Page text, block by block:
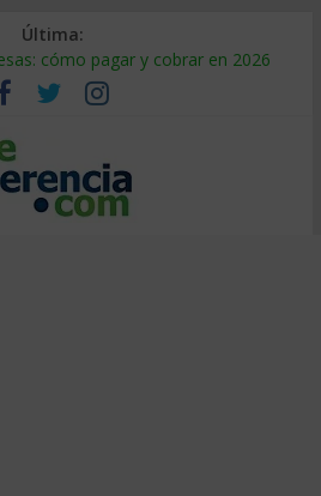
Última:
cómo pagar y cobrar en 2026
es y por qué sale tan caro
cómo auditarla a tiempo
de suministro: qué hacer
UU.: cómo segmentarlo y venderle